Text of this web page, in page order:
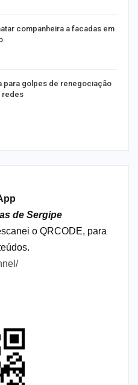
companheira a facadas em
para golpes de renegociação
redes
de Sergipe
o QRCODE, para